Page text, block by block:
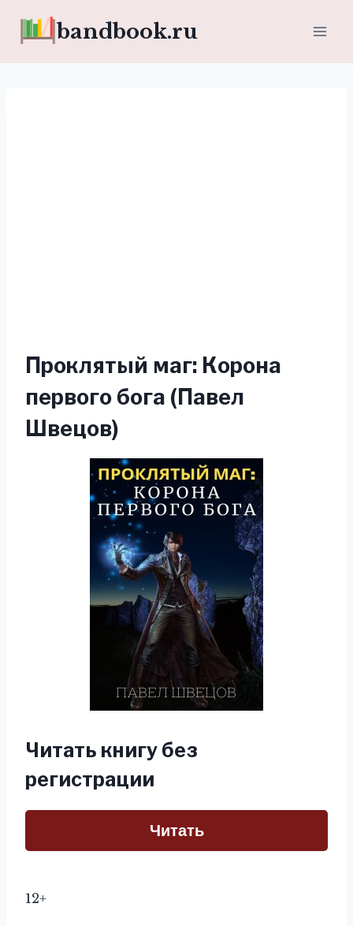
bandbook.ru
Проклятый маг: Корона
первого бога (Павел
Швецов)
Читать книгу без
регистрации
Читать
12+